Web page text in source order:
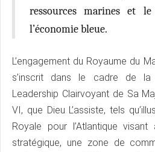
ressources marines et le
l’économie bleue.
L’engagement du Royaume du
s’inscrit dans le cadre de
Leadership Clairvoyant de Sa
VI, que Dieu L’assiste, tels
Royale pour l’Atlantique
stratégique, une zone de